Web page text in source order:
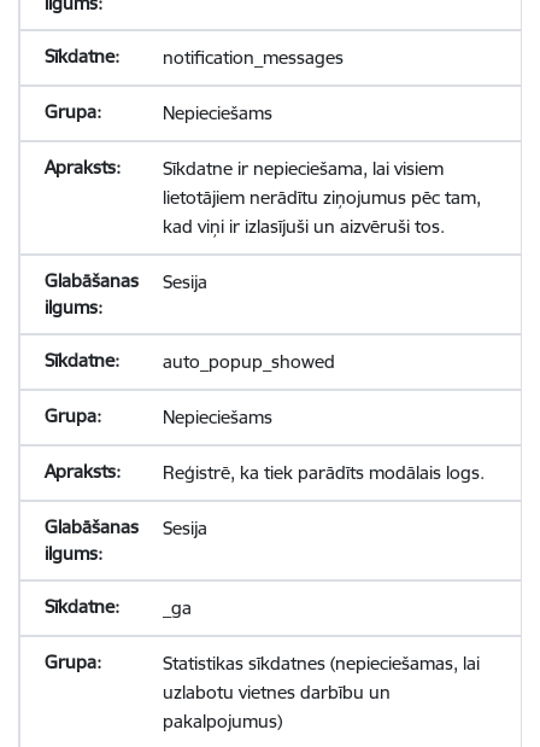
notification_messages
Nepieciešams
Sīkdatne ir nepieciešama, lai visiem
lietotājiem nerādītu ziņojumus pēc tam,
kad viņi ir izlasījuši un aizvēruši tos.
Sesija
auto_popup_showed
Nepieciešams
Reģistrē, ka tiek parādīts modālais logs.
Sesija
_ga
Statistikas sīkdatnes (nepieciešamas, lai
uzlabotu vietnes darbību un
pakalpojumus)